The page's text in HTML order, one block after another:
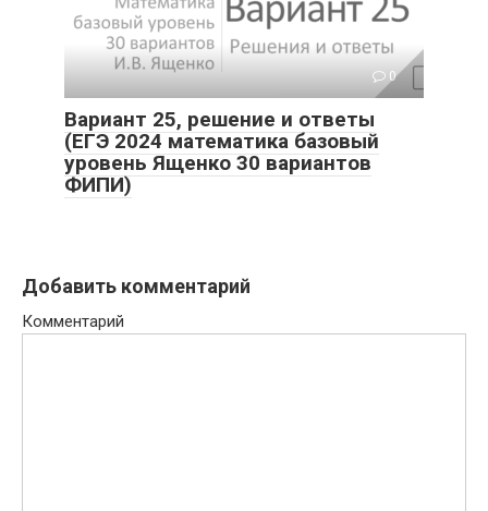
0
Вариант 25, решение и ответы
(ЕГЭ 2024 математика базовый
уровень Ященко 30 вариантов
ФИПИ)
Добавить комментарий
Комментарий